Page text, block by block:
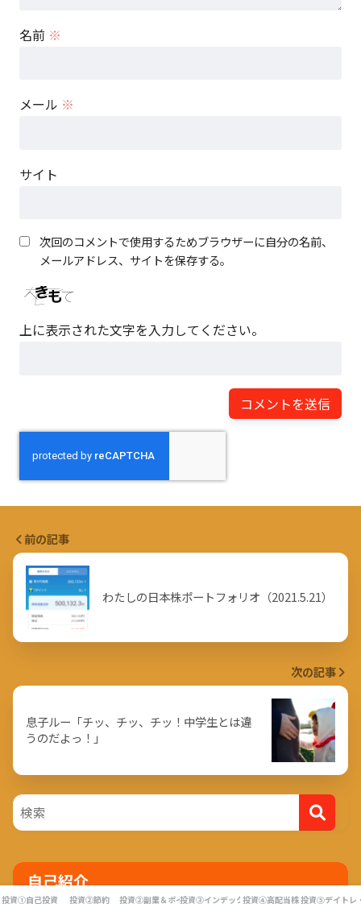
名前 ※
メール ※
サイト
次回のコメントで使用するためブラウザーに自分の名前、
メールアドレス、サイトを保存する。
上に表示された文字を入力してください。
前の記事
わたしの日本株ポートフォリオ（2021.5.21）
次の記事
息子ルー「チッ、チッ、チッ！中学生とは違
うのだよっ！」
自己紹介
投資①自己投資 投資②節約 投資②副業＆ポイ活投資③インデックス投資投資④高配当株投資⑤デイトレ